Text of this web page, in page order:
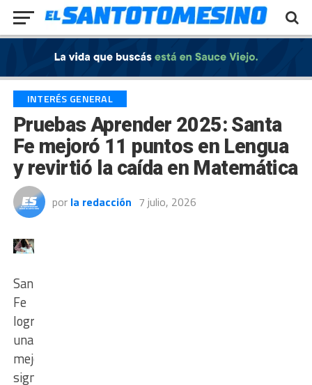
INTERÉS GENERAL
Pruebas Aprender 2025: Santa
Fe mejoró 11 puntos en Lengua
y revirtió la caída en Matemática
por la redacción 7 julio, 2026
Santa
Fe
logró
una
mejora
significativa
Exit mobile version